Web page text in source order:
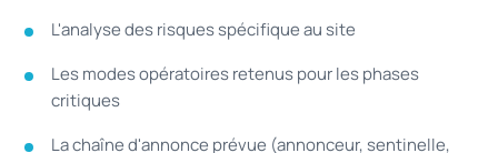
L'analyse des risques spécifique au site
Les modes opératoires retenus pour les phases
critiques
La chaîne d'annonce prévue (annonceur, sentinelle,